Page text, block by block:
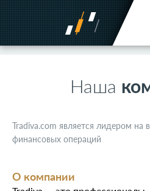
Наша
О компании
Tradiva.com является лидером на
финансовых операций